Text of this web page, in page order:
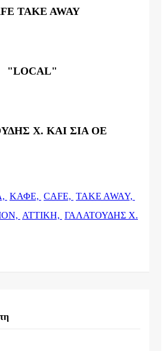
TAKE AWAY
"LOCAL"
Χ. ΚΑΙ ΣΙΑ ΟΕ
ΚΑΦΕ, CAFE, TAKE AWAY,
ΑΤΤΙΚΗ, ΓΑΛΑΤΟΥΔΗΣ Χ.